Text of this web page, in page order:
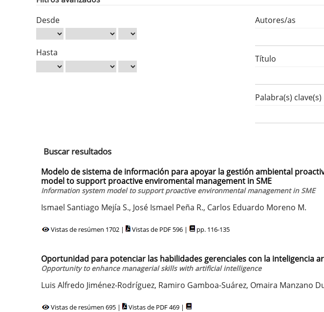
Desde
Hasta
Autores/as
Título
Palabra(s) clave(s)
Buscar resultados
Modelo de sistema de información para apoyar la gestión ambiental
model to support proactive enviromental management in SME
Information system model to support proactive environmental management in SME
Ismael Santiago Mejía S., José Ismael Peña R., Carlos Eduardo Moreno M.
Vistas de resúmen 1702 | Vistas de PDF 596 | pp. 116-135
Oportunidad para potenciar las habilidades gerenciales con la inteligencia
Opportunity to enhance managerial skills with artificial intelligence
Luis Alfredo Jiménez-Rodríguez, Ramiro Gamboa-Suárez, Omaira Manzano
Vistas de resúmen 695 | Vistas de PDF 469 |